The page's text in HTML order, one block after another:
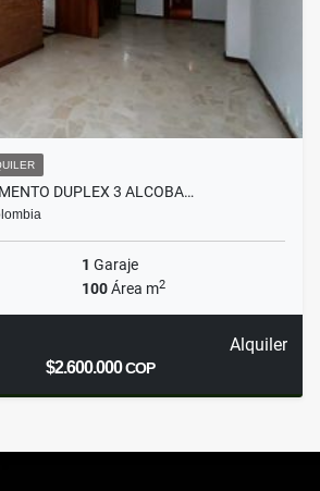
DUPLEX 3 ALCOBA…
1 Garaje
100Área m2
Alquiler
$2.600.000COP